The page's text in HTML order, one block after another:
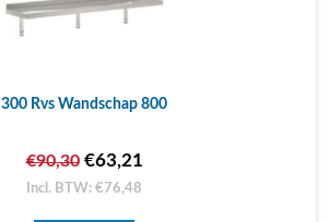
300 Rvs Wandschap 800
€90,30€63,21
Incl. BTW: €76,48